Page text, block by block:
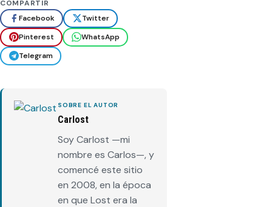
COMPARTIR
Facebook
Twitter
Pinterest
WhatsApp
Telegram
SOBRE EL AUTOR
Carlost
Soy Carlost —mi
nombre es Carlos—, y
comencé este sitio
en 2008, en la época
en que Lost era la